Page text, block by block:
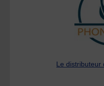
Le distributeur